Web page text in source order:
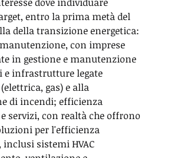
entro la prima metà del
della transizione energetica:
con imprese
in gestione e manutenzione
infrastrutture legate
gas) e alla
di incendi; efficienza
servizi, con realtà che offrono
per l'efficienza
inclusi sistemi HVAC